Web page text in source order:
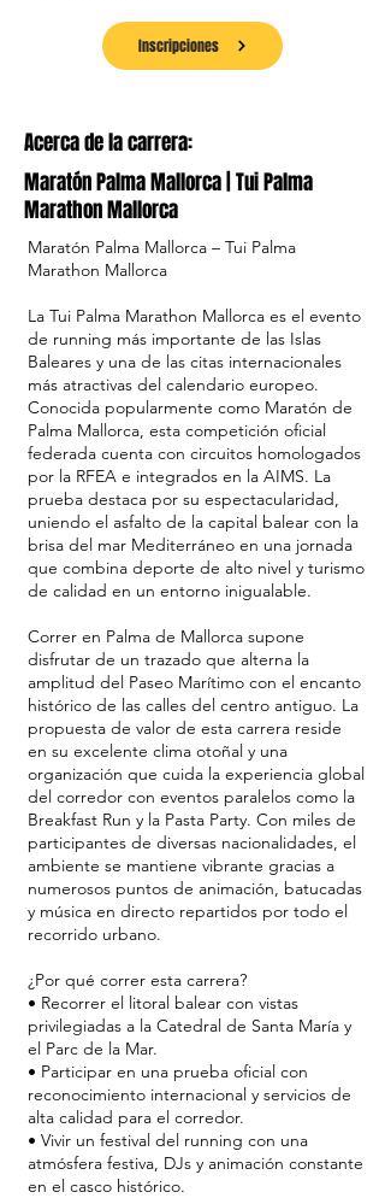
Inscripciones
Acerca de la carrera:
Maratón Palma Mallorca | Tui Palma
Marathon Mallorca
Maratón Palma Mallorca – Tui Palma
Marathon Mallorca
La Tui Palma Marathon Mallorca es el evento
de running más importante de las Islas
Baleares y una de las citas internacionales
más atractivas del calendario europeo.
Conocida popularmente como Maratón de
Palma Mallorca, esta competición oficial
federada cuenta con circuitos homologados
por la RFEA e integrados en la AIMS. La
prueba destaca por su espectacularidad,
uniendo el asfalto de la capital balear con la
brisa del mar Mediterráneo en una jornada
que combina deporte de alto nivel y turismo
de calidad en un entorno inigualable.
Correr en Palma de Mallorca supone
disfrutar de un trazado que alterna la
amplitud del Paseo Marítimo con el encanto
histórico de las calles del centro antiguo. La
propuesta de valor de esta carrera reside
en su excelente clima otoñal y una
organización que cuida la experiencia global
del corredor con eventos paralelos como la
Breakfast Run y la Pasta Party. Con miles de
participantes de diversas nacionalidades, el
ambiente se mantiene vibrante gracias a
numerosos puntos de animación, batucadas
y música en directo repartidos por todo el
recorrido urbano.
¿Por qué correr esta carrera?
• Recorrer el litoral balear con vistas
privilegiadas a la Catedral de Santa María y
el Parc de la Mar.
• Participar en una prueba oficial con
reconocimiento internacional y servicios de
alta calidad para el corredor.
• Vivir un festival del running con una
atmósfera festiva, DJs y animación constante
en el casco histórico.